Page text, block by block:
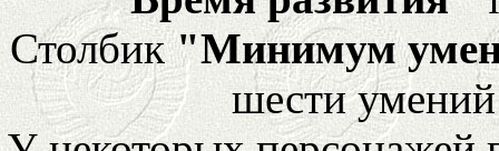
Столбик"Минимум
шести